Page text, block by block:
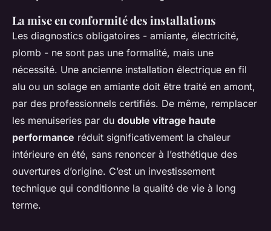
La mise en conformité des installations
Les diagnostics obligatoires - amiante, électricité,
plomb - ne sont pas une formalité, mais une
nécessité. Une ancienne installation électrique en fil
alu ou un solage en amiante doit être traité en amont,
par des professionnels certifiés. De même, remplacer
les menuiseries par du double vitrage haute
performance réduit significativement la chaleur
intérieure en été, sans renoncer à l’esthétique des
ouvertures d’origine. C’est un investissement
technique qui conditionne la qualité de vie à long
terme.